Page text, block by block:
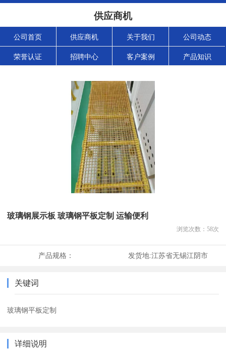
供应商机
公司首页 供应商机 关于我们 公司动态
荣誉认证 招聘中心 客户案例 产品知识
玻璃钢展示板 玻璃钢平板定制 运输便利
浏览次数： 58次
产品规格： 发货地:江苏省无锡江阴市
关键词
玻璃钢平板定制
详细说明